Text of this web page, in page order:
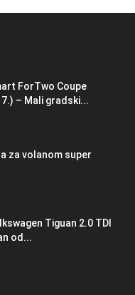
ForTwo Coupe
– Mali gradski...
za volanom super
Tiguan 2.0 TDI
od...